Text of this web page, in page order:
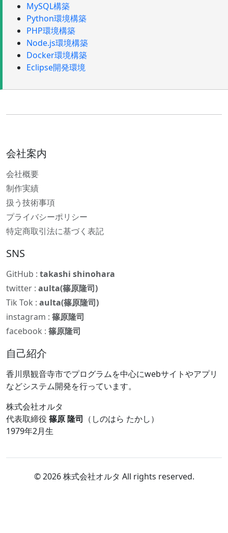
MySQL構築
Python環境構築
PHP環境構築
Node.js環境構築
Docker環境構築
Eclipse開発環境
会社案内
会社概要
制作実績
扱う技術事項
プライバシーポリシー
特定商取引法に基づく表記
SNS
GitHub : takashi shinohara
twitter : aulta(篠原隆司)
Tik Tok : aulta(篠原隆司)
instagram : 篠原隆司
facebook : 篠原隆司
自己紹介
香川県観音寺市でプログラムを中心にwebサイトやアプリ
などシステム開発を行っています。
株式会社オルタ
代表取締役 篠原 隆司 （しのはら たかし）
1979年2月生
© 2026 株式会社オルタ All rights reserved.